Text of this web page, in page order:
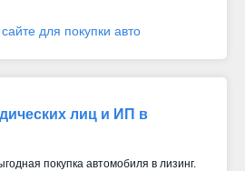
для покупки авто
лиц и ИП в
покупка автомобиля в лизинг.